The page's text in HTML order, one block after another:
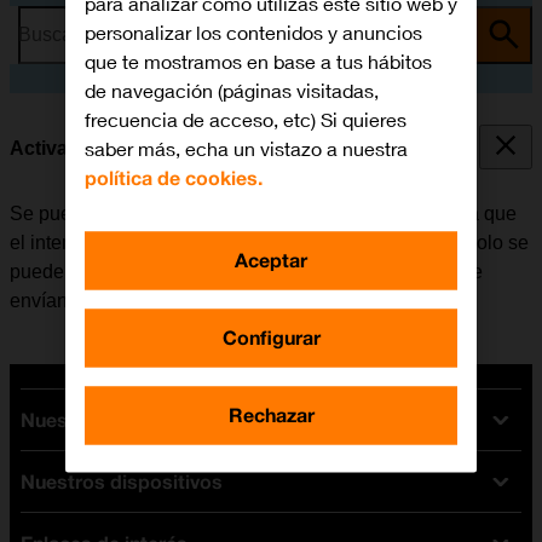
Busca por problema o tema
Activar o desactivar la identificación de llamadas
Se puede desactivar la identificación de llamadas para que
el interlocutor no pueda ver quién realiza la llamada. Solo se
puede ocultar el número con las llamadas de voz. Si se
envían mensajes, el destinatario podrá ver el número.
Nuestras tarifas
Tarifas Orange
Tarifas fibra y móvil
Nuestros dispositivos
personalizar los contenidos y anuncios
que te mostramos en base a tus hábitos
de navegación (páginas visitadas,
frecuencia de acceso, etc) Si quieres
saber más, echa un vistazo a nuestra
política de cookies.
Configurar
Rechazar
Aceptar